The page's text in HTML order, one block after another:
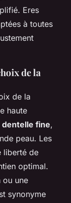
Eres
à toutes
de la
de la
haute
dentelle fine,
peau. Les
liberté de
optimal.
ou une
synonyme